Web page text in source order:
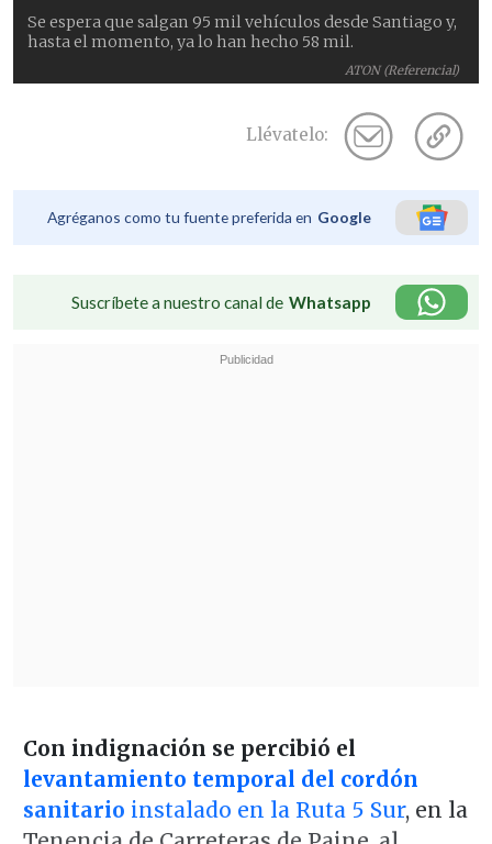
ATON (Referencial)
Se espera que salgan 95 mil vehículos desde Santiago y,
hasta el momento, ya lo han hecho 58 mil.
Llévatelo:
Agréganos como tu fuente preferida en Google
Suscríbete a nuestro canal de Whatsapp
Con indignación se percibió el
levantamiento temporal del cordón
sanitario instalado en la Ruta 5 Sur, en la